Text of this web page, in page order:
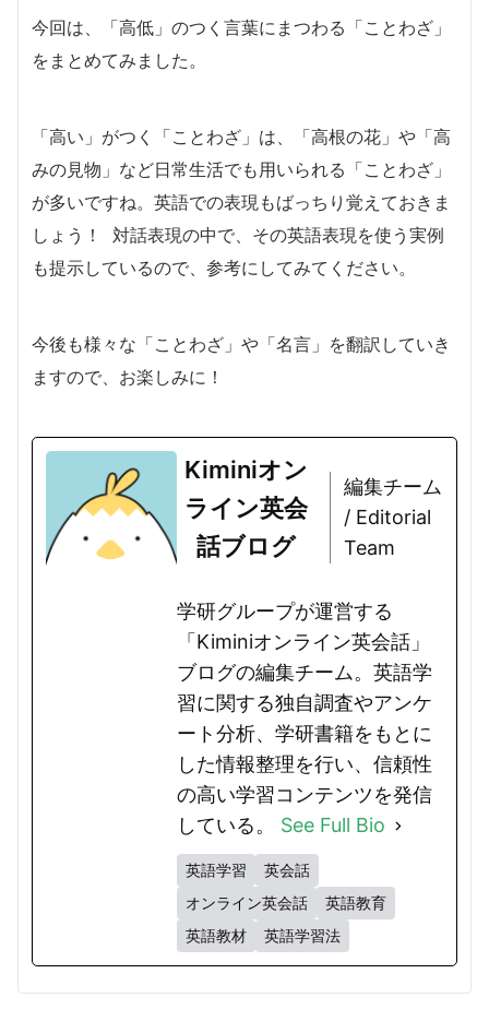
今回は、「高低」のつく言葉にまつわる「ことわざ」
をまとめてみました。
「高い」がつく「ことわざ」は、「高根の花」や「高
みの見物」など日常生活でも用いられる「ことわざ」
が多いですね。英語での表現もばっちり覚えておきま
しょう！ 対話表現の中で、その英語表現を使う実例
も提示しているので、参考にしてみてください。
今後も様々な「ことわざ」や「名言」を翻訳していき
ますので、お楽しみに！
Kiminiオン
ライン英会
話ブログ
編集チーム
/ Editorial
Team
学研グループが運営する
「Kiminiオンライン英会話」
ブログの編集チーム。英語学
習に関する独自調査やアンケ
ート分析、学研書籍をもとに
した情報整理を行い、信頼性
の高い学習コンテンツを発信
している。 See Full Bio
英語学習
英会話
オンライン英会話
英語教育
英語教材
英語学習法